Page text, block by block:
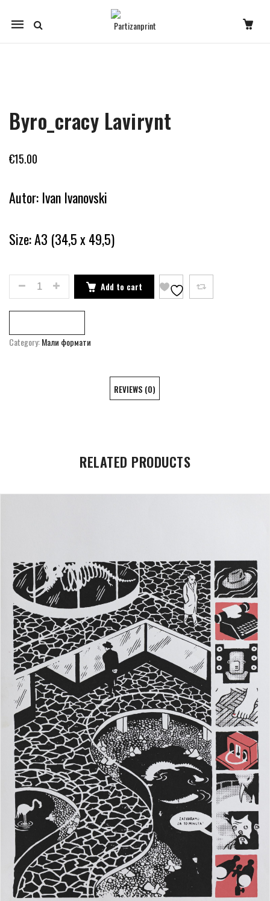
Mobile
navigation
Byro_cracy Lavirynt
€15.00
Autor: Ivan Ivanovski
Size: A3 (34,5 x 49,5)
BYRO_CRACY LAVIRYNT QUANTITY
Add to cart
Category:Мали формати
REVIEWS (0)
RELATED PRODUCTS